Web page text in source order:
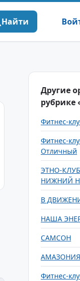
Найти
Другие
рубрике
Фитнес-
Фитнес-
Отличный
ЭТНО-КЛУБ
НИЖНИЙ
В
НАША
САМСОН
Фитнес-